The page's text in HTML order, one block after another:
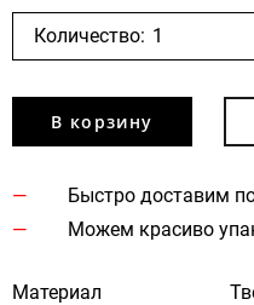
Количество:
В корзину
Быстро доставим
Можем красиво
Материал